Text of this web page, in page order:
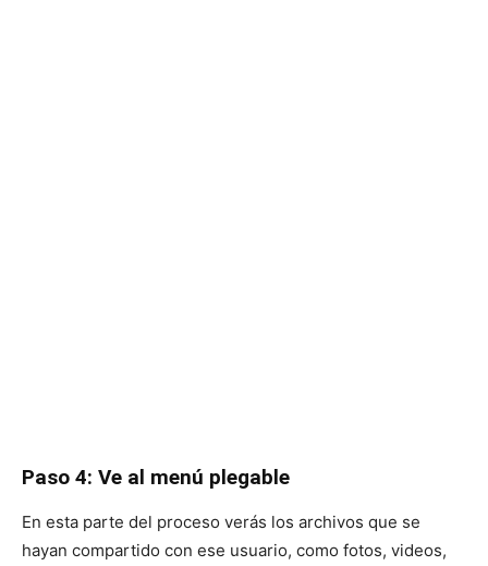
Paso 4: Ve al menú plegable
En esta parte del proceso verás los archivos que se
hayan compartido con ese usuario, como fotos, videos,